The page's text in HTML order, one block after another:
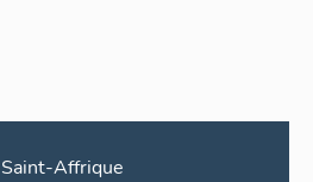
Saint-Affrique